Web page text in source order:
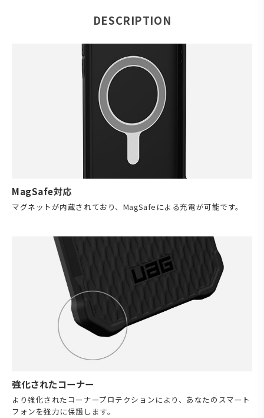
DESCRIPTION
MagSafe対応
マグネットが内蔵されており、MagSafeによる充電が可能です。
強化されたコーナー
より強化されたコーナープロテクションにより、あなたのスマート
フォンを強力に保護します。